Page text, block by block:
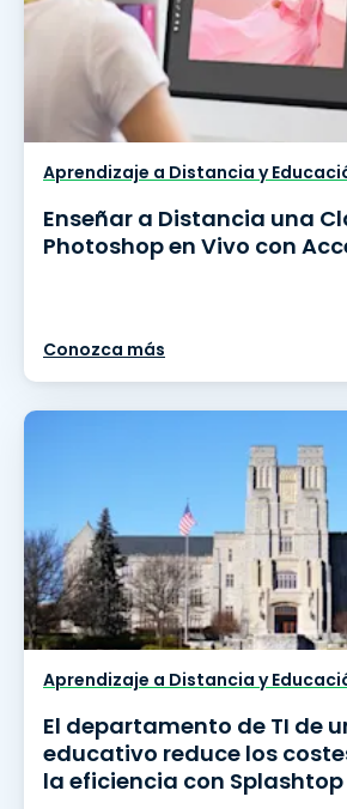
Aprendizaje a Distancia y
Enseñar a Distancia una
Photoshop en Vivo con
Conozca más
Aprendizaje a Distancia y
El departamento de TI de
educativo reduce los
la eficiencia con Splashtop